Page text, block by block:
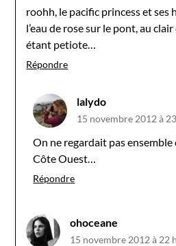
roohh, le pacific princess et ses
l’eau de rose sur le pont, au
étant petiote…
Répondre
lalydo
15 novembre 2012 à
On ne regardait pas ensemble
Côte Ouest…
Répondre
ohoceane
15 novembre 2012 à 22